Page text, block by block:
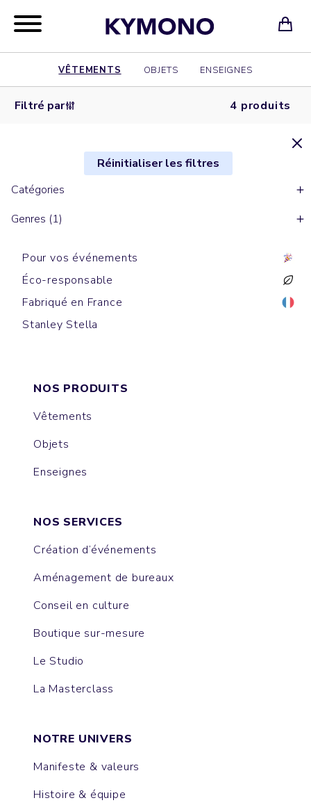
VÊTEMENTS OBJETS ENSEIGNES
Filtré par 4 produits
Réinitialiser les filtres
Catégories
Genres (1)
Pour vos événements
Éco-responsable
Fabriqué en France
Stanley Stella
Chemises
DENIM SHIRT
Chemises
STYLER
Polos manches courtes
COASTER
Chemises
OXFORD
NOS PRODUITS
Vêtements
Objets
Enseignes
NOS SERVICES
Création d’événements
Aménagement de bureaux
Conseil en culture
Boutique sur-mesure
Le Studio
La Masterclass
NOTRE UNIVERS
Manifeste & valeurs
Histoire & équipe